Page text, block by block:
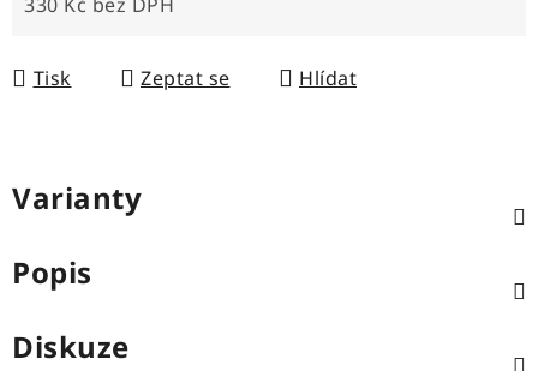
Tisk
Zeptat se Hlídat
Varianty
Popis
Diskuze